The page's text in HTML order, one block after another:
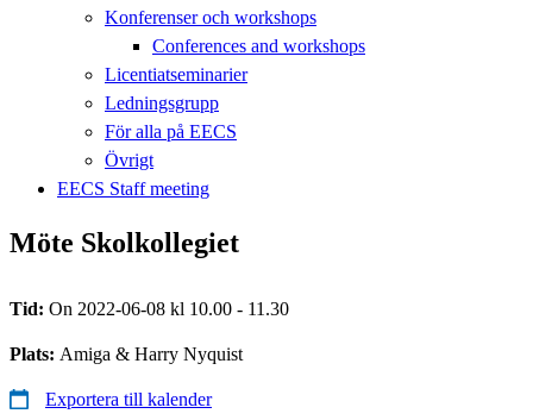
Konferenser och workshops
Conferences and workshops
Licentiatseminarier
Ledningsgrupp
För alla på EECS
Övrigt
EECS Staff meeting
Möte Skolkollegiet
Tid: On 2022-06-08 kl 10.00 - 11.30
Plats: Amiga & Harry Nyquist
Exportera till kalender